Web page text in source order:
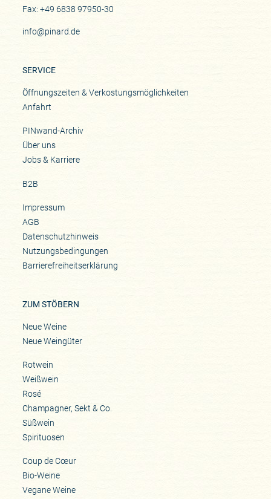
Fax: +49 6838 97950-30
info@pinard.de
SERVICE
Öffnungszeiten & Verkostungsmöglichkeiten
Anfahrt
PINwand-Archiv
Über uns
Jobs & Karriere
B2B
Impressum
AGB
Datenschutzhinweis
Nutzungsbedingungen
Barrierefreiheitserklärung
ZUM STÖBERN
Neue Weine
Neue Weingüter
Rotwein
Weißwein
Rosé
Champagner, Sekt & Co.
Süßwein
Spirituosen
Coup de Cœur
Bio-Weine
Vegane Weine